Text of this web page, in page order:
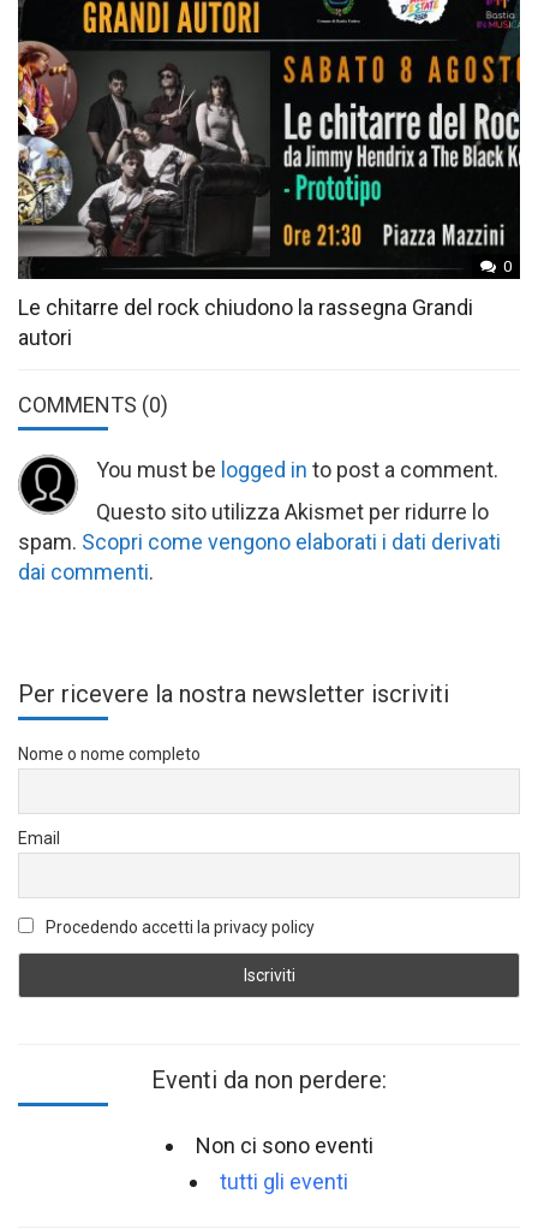
0
Le chitarre del rock chiudono la rassegna Grandi
autori
COMMENTS (0)
You must be logged in to post a comment.
Questo sito utilizza Akismet per ridurre lo
spam. Scopri come vengono elaborati i dati derivati
dai commenti.
Per ricevere la nostra newsletter iscriviti
Nome o nome completo
Email
Procedendo accetti la privacy policy
Eventi da non perdere:
Non ci sono eventi
tutti gli eventi